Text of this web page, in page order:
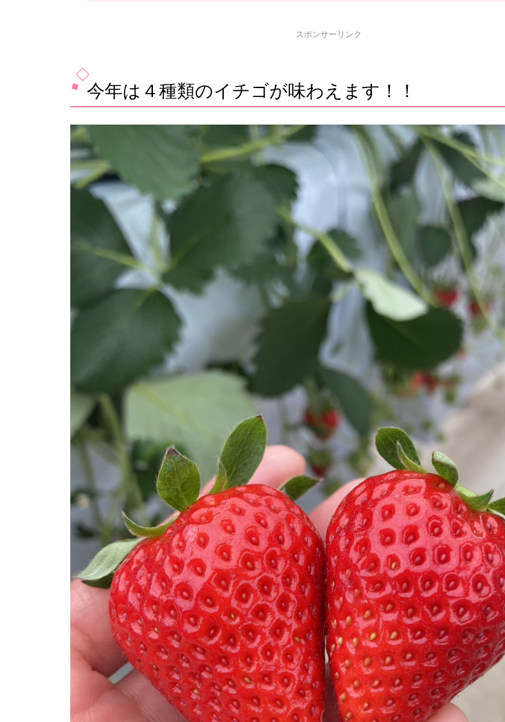
スポンサーリンク
今年は４種類のイチゴが味わえます！！